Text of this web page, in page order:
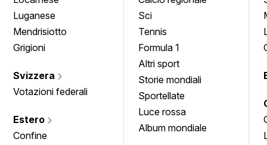
Luganese
Mendrisiotto
Grigioni
Svizzera
Votazioni federali
Estero
Confine
Sci
Tennis
Formula 1
Altri sport
Storie mondiali
Sportellate
Luce rossa
Album mondiale